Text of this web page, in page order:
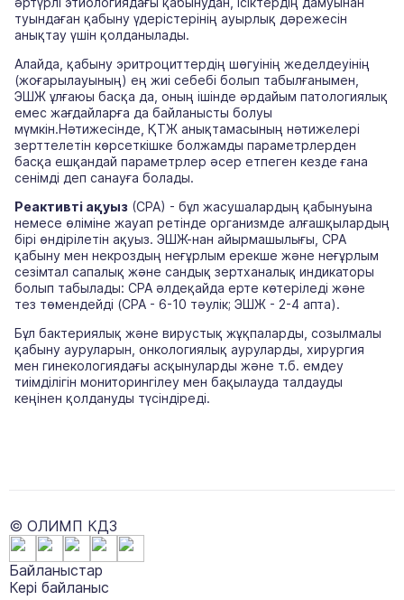
туындаған қабыну үдерістерінің ауырлық дәрежесін
анықтау үшін қолданылады.
Алайда, қабыну эритроциттердің шөгуінің жеделдеуінің
(жоғарылауының) ең жиі себебі болып табылғанымен,
ЭШЖ ұлғаюы басқа да, оның ішінде әрдайым патологиялық
емес жағдайларға да байланысты болуы
мүмкін.Нәтижесінде, ҚТЖ анықтамасының нәтижелері
зерттелетін көрсеткішке болжамды параметрлерден
басқа ешқандай параметрлер әсер етпеген кезде ғана
сенімді деп санауға болады.
Реактивті ақуыз (СРА) - бұл жасушалардың қабынуына
немесе өліміне жауап ретінде организмде алғашқылардың
бірі өндірілетін ақуыз. ЭШЖ-нан айырмашылығы, СРА
қабыну мен некроздың неғұрлым ерекше және неғұрлым
сезімтал сапалық және сандық зертханалық индикаторы
болып табылады: СРА әлдеқайда ерте көтеріледі және
тез төмендейді (СРА - 6-10 тәулік; ЭШЖ - 2-4 апта).
Бұл бактериялық және вирустық жұқпаларды, созылмалы
қабыну ауруларын, онкологиялық ауруларды, хирургия
мен гинекологиядағы асқынуларды және т.б. емдеу
тиімділігін мониторингілеу мен бақылауда талдауды
кеңінен қолдануды түсіндіреді.
© ОЛИМП КДЗ
Байланыстар
Кері байланыс